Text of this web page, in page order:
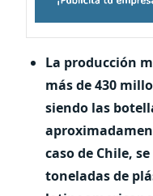
La producción
más de 430
siendo las
caso de Chile,
toneladas de